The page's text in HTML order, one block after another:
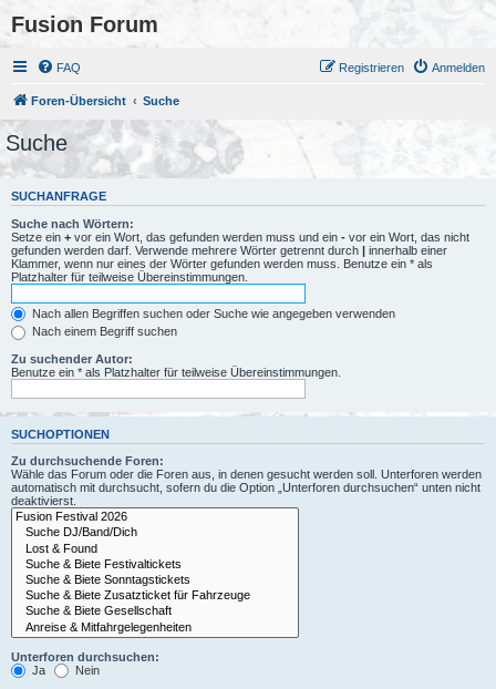
Fusion Forum
FAQ Anmelden
Registrieren
Foren-Übersicht Suche
Suche
SUCHANFRAGE
Suche nach Wörtern:
Setze ein + vor ein Wort, das gefunden werden muss und ein - vor ein Wort, das nicht
gefunden werden darf. Verwende mehrere Wörter getrennt durch | innerhalb einer
Klammer, wenn nur eines der Wörter gefunden werden muss. Benutze ein * als
Platzhalter für teilweise Übereinstimmungen.
Nach allen Begriffen suchen oder Suche wie angegeben verwenden
Nach einem Begriff suchen
Zu suchender Autor:
Benutze ein * als Platzhalter für teilweise Übereinstimmungen.
SUCHOPTIONEN
Zu durchsuchende Foren:
Wähle das Forum oder die Foren aus, in denen gesucht werden soll. Unterforen werden
automatisch mit durchsucht, sofern du die Option „Unterforen durchsuchen“ unten nicht
deaktivierst.
Unterforen durchsuchen:
Ja
Nein